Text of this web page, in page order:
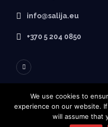
info@salija.eu
+370 5 204 0850
PAR SALIJA
We use cookies to
experience on our website.
will assume that